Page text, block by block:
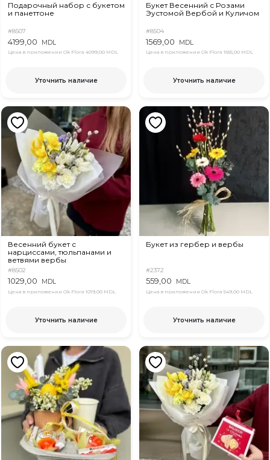
Подарочный набор с букетом
и панеттоне
#8507
4199,00 MDL
Цена в приложении Ok Flora 4099,00 MDL
Уточнить наличие
Букет Весенний с Розами
Эустомой Вербой и Куличом
#8504
1569,00 MDL
Цена в приложении Ok Flora 1555,00 MDL
Уточнить наличие
Весенний букет с
нарциссами, тюльпанами и
ветвями вербы
#8502
1029,00 MDL
Цена в приложении Ok Flora 1019,00 MDL
Уточнить наличие
Букет из гербер и вербы
#2372
559,00 MDL
Цена в приложении Ok Flora 549,00 MDL
Уточнить наличие